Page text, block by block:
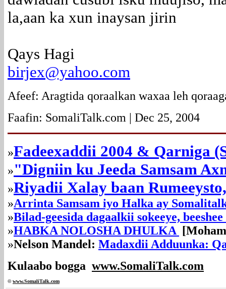
la,aan ka xun inaysan jirin
Qays Hagi
birjex@yahoo.com
Afeef: Aragtida qoraalkan waxaa leh
Faafin: SomaliTalk.com | Dec 25, 2004
»Fadeexaddii 2004 & Qarniga
»"Digniin ku Jeeda Samsam
»Riyadii Xalay baan
»Arrinta Samsam iyo Halka ay
»Bilad-geesida dagaalkii sokeeye,
»HABKA NOLOSHA DHULKA
»Nelson Mandel: Madaxdii Adduunka:
Kulaabo bogga www.SomaliTalk.com
©www.SomaliTalk.com